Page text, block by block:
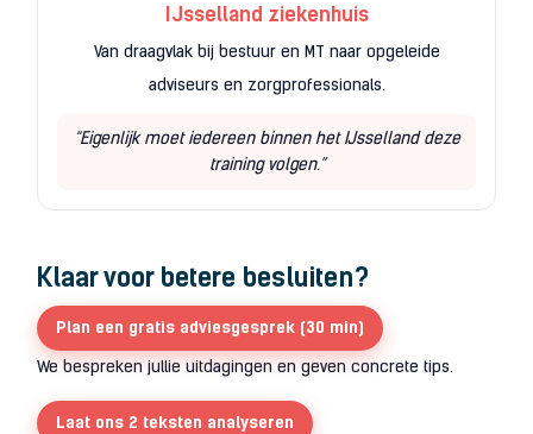
IJsselland ziekenhuis
Van draagvlak bij bestuur en MT naar opgeleide
adviseurs en zorgprofessionals.
“Eigenlijk moet iedereen binnen het IJsselland deze
training volgen.”
Klaar voor betere besluiten?
Plan een gratis adviesgesprek (30 min)
We bespreken jullie uitdagingen en geven concrete tips.
Laat ons 2 teksten analyseren